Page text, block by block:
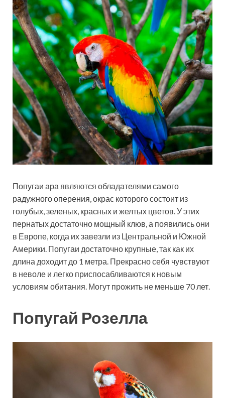
Попугаи ара являются обладателями самого
радужного оперения, окрас которого состоит из
голубых, зеленых, красных и желтых цветов. У этих
пернатых достаточно мощный клюв, а появились они
в Европе, когда их завезли из Центральной и Южной
Америки. Попугаи достаточно крупные, так как их
длина доходит до 1 метра. Прекрасно себя чувствуют
в неволе и легко приспосабливаются к новым
условиям обитания. Могут прожить не меньше 70 лет.
Попугай Розелла